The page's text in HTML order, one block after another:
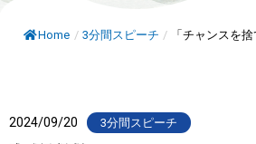
Home / 3分間スピーチ / 「チャンスを
2024/09/20 3分間スピーチ